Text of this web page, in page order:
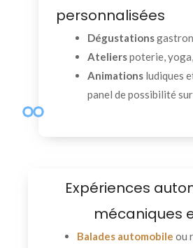
personnalisées
Dégustations
Atelierspoterie,
Animations ludiques
panel de possibilité
Expériences
mécaniques
Balades automobile ou